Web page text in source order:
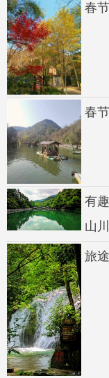
春
春
有
山
旅